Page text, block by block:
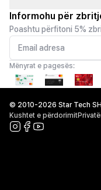
Informohu për
Poashtu përfitoni 5%
Mënyrat e pagesës:
© 2010-2026 Star Tech
Kushtet e përdorimit